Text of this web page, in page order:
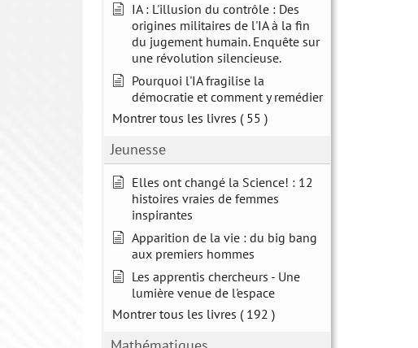
IA : L'illusion du contrôle : Des
origines militaires de l'IA à la fin
du jugement humain. Enquête sur
une révolution silencieuse.
Pourquoi l'IA fragilise la
démocratie et comment y remédier
Montrer tous les livres ( 55 )
Jeunesse
Elles ont changé la Science! : 12
histoires vraies de femmes
inspirantes
Apparition de la vie : du big bang
aux premiers hommes
Les apprentis chercheurs - Une
lumière venue de l'espace
Montrer tous les livres ( 192 )